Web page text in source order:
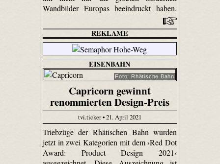
Wandbilder Europas beeindruckt haben.
REKLAME
EISENBAHN
Foto: Rhätische Bahn
Capricorn gewinnt
renommierten Design-Preis
tvi.ticker • 21. April 2021
Triebzüge der Rhätischen Bahn wurden
jetzt in zwei Kategorien mit dem ›Red Dot
Award: Product Design 2021‹